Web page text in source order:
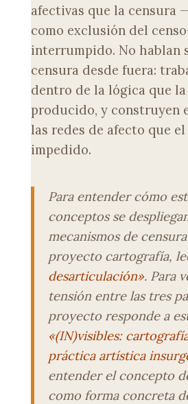
afectivas que la censura
como exclusión del
interrumpido. No hablan
censura desde fuera:
dentro de la lógica que
producido, y construyen
las redes de afecto que
impedido.
Para entender cómo
conceptos se
mecanismos de
proyecto cartografía,
desarticulación». Para
tensión entre las tres
proyecto responde a
«(IN)visibles:
práctica artística
entender el concepto
como forma concreta